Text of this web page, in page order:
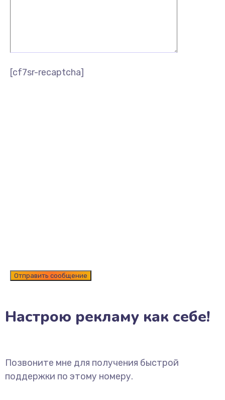
[cf7sr-recaptcha]
Настрою рекламу как себе!
Позвоните мне для получения быстрой
поддержки по этому номеру.